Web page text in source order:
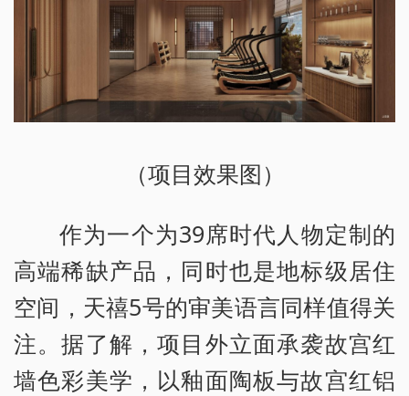
（项目效果图）
作为一个为39席时代人物定制的
高端稀缺产品，同时也是地标级居住
空间，天禧5号的审美语言同样值得关
注。据了解，项目外立面承袭故宫红
墙色彩美学，以釉面陶板与故宫红铝